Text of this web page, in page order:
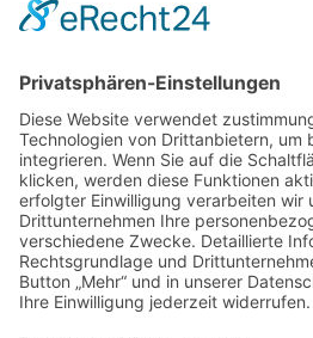
Rezepte
Spanien
Südtirol
USA
Weihnachten
Weihnachtstexte
Datenschutzerklärung